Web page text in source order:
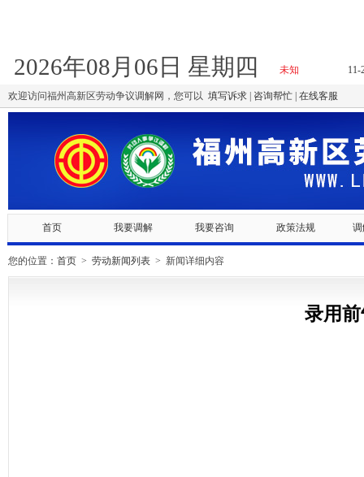
2026年08月06日 星期四
欢迎访问福州高新区劳动争议调解网，您可以 填写诉求 咨询帮忙 在线客服
首页 我要调解 我要咨询 政策法规
您的位置： 首页 > 劳动新闻列表 > 新闻详细内容
录用